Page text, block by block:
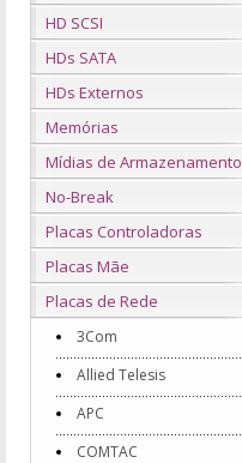
HD SCSI
HDs SATA
HDs Externos
Memórias
Mídias de Armazenamento
No-Break
Placas Controladoras
Placas Mãe
Placas de Rede
3Com
Allied Telesis
APC
COMTAC